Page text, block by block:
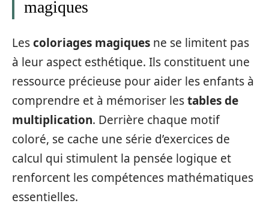
magiques
Lescoloriages magiques ne se limitent pas
à leur aspect esthétique. Ils constituent une
ressource précieuse pour aider les enfants à
comprendre et à mémoriser lestables de
multiplication. Derrière chaque motif
coloré, se cache une série d’exercices de
calcul qui stimulent la pensée logique et
renforcent les compétences mathématiques
essentielles.